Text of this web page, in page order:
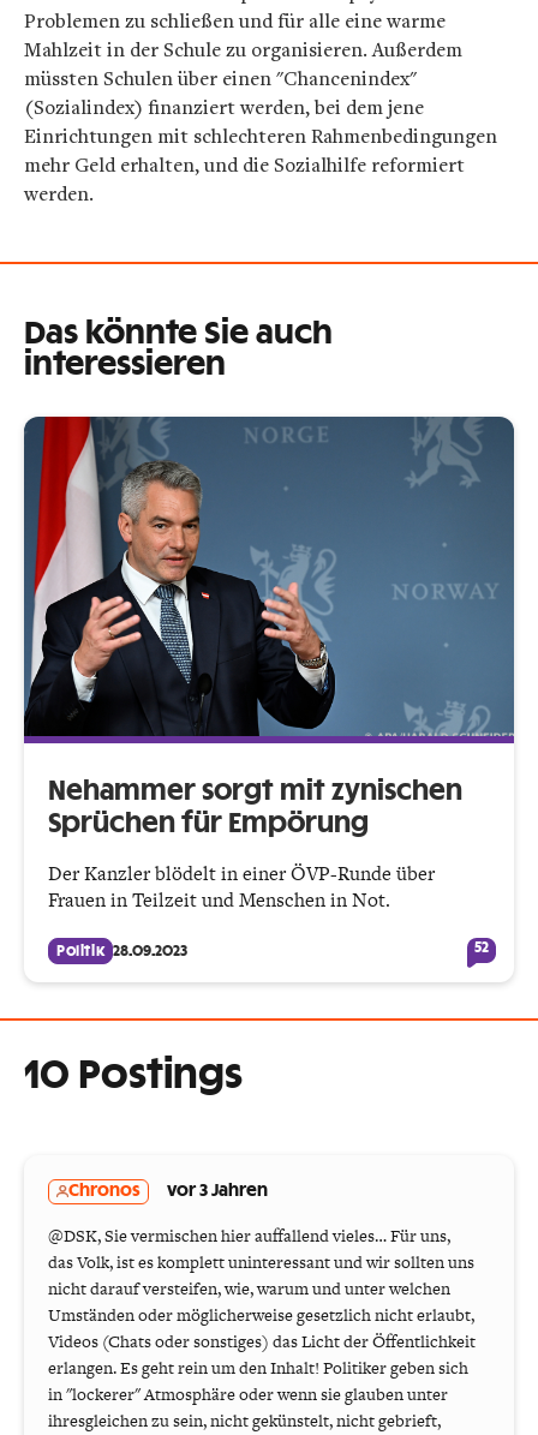
Problemen zu schließen und für alle eine warme
Mahlzeit in der Schule zu organisieren. Außerdem
müssten Schulen über einen "Chancenindex"
(Sozialindex) finanziert werden, bei dem jene
Einrichtungen mit schlechteren Rahmenbedingungen
mehr Geld erhalten, und die Sozialhilfe reformiert
werden.
Das könnte Sie auch
interessieren
Nehammer sorgt mit zynischen
Sprüchen für Empörung
Der Kanzler blödelt in einer ÖVP-Runde über
Frauen in Teilzeit und Menschen in Not.
Politik 28.09.2023 52
10 Postings
Chronos vor 3 Jahren
@DSK, Sie vermischen hier auffallend vieles… Für uns,
das Volk, ist es komplett uninteressant und wir sollten uns
nicht darauf versteifen, wie, warum und unter welchen
Umständen oder möglicherweise gesetzlich nicht erlaubt,
Videos (Chats oder sonstiges) das Licht der Öffentlichkeit
erlangen. Es geht rein um den Inhalt! Politiker geben sich
in "lockerer" Atmosphäre oder wenn sie glauben unter
ihresgleichen zu sein, nicht gekünstelt, nicht gebrieft,